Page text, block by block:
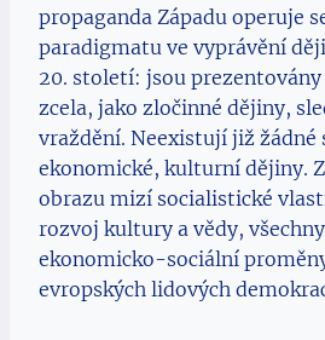
propaganda Západu operuje
paradigmatu ve vyprávění
20. století: jsou
zcela, jako zločinné dějiny,
vraždění. Neexistují již
ekonomické, kulturní dějiny.
obrazu mizí socialistické
rozvoj kultury a vědy,
ekonomicko-sociální
evropských lidových